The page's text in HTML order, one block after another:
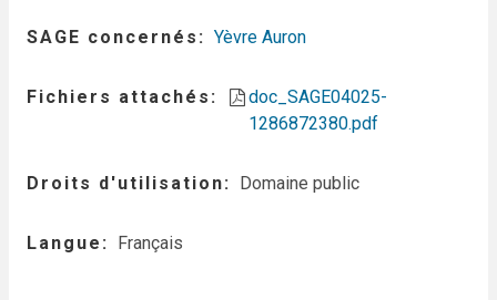
SAGE concernés Yèvre Auron
Fichiers attachés
doc_SAGE04025-
1286872380.pdf
Droits d'utilisation Domaine public
Langue Français